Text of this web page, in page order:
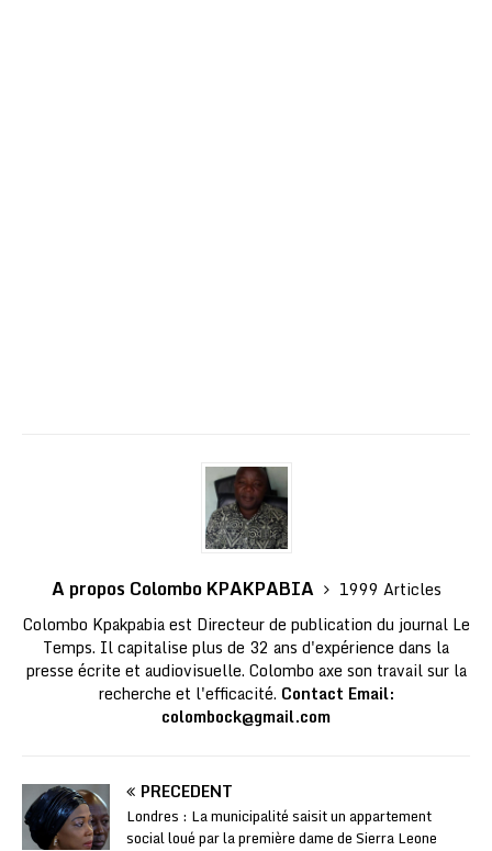
A propos Colombo KPAKPABIA
1999 Articles
Colombo Kpakpabia est Directeur de publication du journal Le
Temps. Il capitalise plus de 32 ans d'expérience dans la
presse écrite et audiovisuelle. Colombo axe son travail sur la
recherche et l'efficacité. Contact Email:
colombock@gmail.com
PRÉCÉDENT
Londres : La municipalité saisit un appartement
social loué par la première dame de Sierra Leone